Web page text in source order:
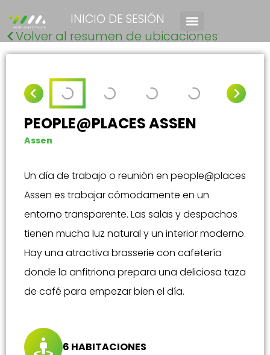
INICIO DE SESIÓN
Volver al resumen de ubicaciones
PEOPLE@PLACES ASSEN
Assen
Un día de trabajo o reunión en people@places
Assen es trabajar cómodamente en un
entorno transparente. Las salas y despachos
tienen mucha luz natural y un interior moderno.
Hay una atractiva brasserie con cafetería
donde la anfitriona prepara una deliciosa taza
de café para empezar bien el día.
6 HABITACIONES